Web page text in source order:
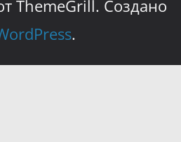
ThemeGrill. Создано
.